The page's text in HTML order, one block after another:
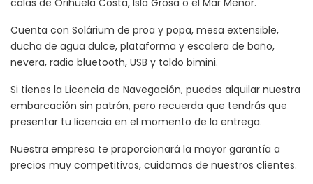
Cuenta con Solárium de proa y popa, mesa extensible,
ducha de agua dulce, plataforma y escalera de baño,
nevera, radio bluetooth, USB y toldo bimini.
Si tienes la Licencia de Navegación, puedes alquilar nuestra
embarcación sin patrón, pero recuerda que tendrás que
presentar tu licencia en el momento de la entrega.
Nuestra empresa te proporcionará la mayor garantía a
precios muy competitivos, cuidamos de nuestros clientes.